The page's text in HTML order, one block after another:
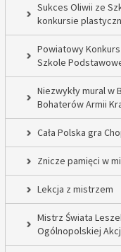
Sukces Oliwii ze
konkursie
Powiatowy
Szkole
Niezwykły mural w
Bohaterów Armii
Cała Polska gra
Znicze pamięci w
Lekcja z mistrzem
Mistrz Świata
Ogólnopolskiej